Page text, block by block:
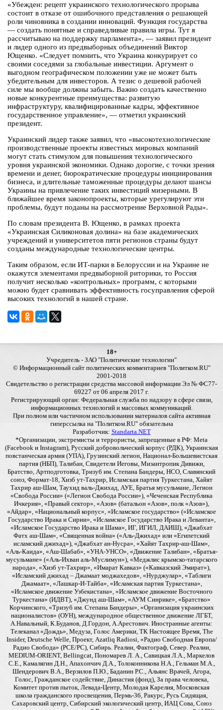
«Убежден: рецепт украинского технологического прорыва
состоит в отказе от ошибочного представления о решающей
роли чиновника в создании инноваций. Функция государства
— создать понятные и справедливые правила игры. Тут я
рассчитываю на поддержку парламента», — заявил президент
и лидер одного из предвыборных объединений Виктор
Ющенко. «Следует помнить, что Украина конкурирует со
своими соседями за глобальные инвестиции. Аргумент о
выгодном географическом положении уже не может быть
убедительным для инвесторов. А тезис о дешевой рабочей
силе мы вообще должны забыть. Важно создать качественно
новые конкурентные преимущества: развитую
инфраструктуру, квалифицированные кадры, эффективное
государственное управление», — отметил украинский
президент.
Украинский лидер также заявил, что «высокотехнологические
производственные проекты известных мировых компаний
могут стать стимулом для повышения технологического
уровня украинской экономики. Однако дорогие, с точки зрения
времени и денег, бюрократические процедуры инициирования
бизнеса, и длительные таможенные процедуры делают шансы
Украины на привлечение таких инвестиций мизерными. В
ближайшее время законопроекты, которые урегулируют эти
проблемы, будут поданы на рассмотрение Верховной Рады».
По словам президента В. Ющенко, в рамках проекта
«Украинская Силиконовая долина» на базе академических
учреждений и университетов пяти регионов страны будут
созданы международные технологические центры.
Таким образом, если ИТ-парки в Белоруссии и на Украине не
окажутся элементами предвыборной риторики, то Россия
получит несколько «контрольных» программ, с которыми
можно будет сравнивать эффективность госуправления сферой
высоких технологий в нашей стране.
18+
Учредитель - ЗАО "Политические технологии"
© Информационный сайт политических комментариев "Политком.RU"
2001-2018
Свидетельство о регистрации средства массовой информации Эл № ФС77-
69227 от 06 апреля 2017 г.
Регистрирующий орган: Федеральная служба по надзору в сфере связи,
информационных технологий и массовых коммуникаций.
При полном или частичном использовании материалов сайта активная
гиперссылка на "Политком.RU" обязательна
Разработчик: Standarta.NET
*Организации, экстремисты и террористы, запрещенные в РФ: Meta
(Facebook и Instagram), Русский добровольческий корпус (РДК), Украинская
повстанческая армия (УПА), Грузинский легион, Национал-Большевистская
партия (НБП), Талибан, Свидетели Иеговы, Мизантропик Дивижн,
Братство, Артподготовка, Тризуб им. Степана Бандеры, НСО, Славянский
союз, Формат-18, Хизб ут-Тахрир, Исламская партия Туркестана, Хайят
Тахрир аш-Шам, Таухид валь-Джихад, АУЕ, Братья мусульмане, Легион
«Свобода России» («Легион Свобода России»), «Чеченская Республика
Ичкерия», «Правый сектор», «Азов» (батальон «Азов», полк «Азов»),
«Айдар», «Национальный корпус», «Исламское государство» («Исламское
Государство Ирака и Сирии», «Исламское Государство Ирака и Леванта»,
«Исламское Государство Ирака и Шама», ИГ, ИГИЛ, ДАИШ), «Джабхат
Фатх аш-Шам», «Священная война» («Аль-Джихад» или «Египетский
исламский джихад»), «Джабхат ан-Нусра», «Хайят Тахрир-аш-Шам»,
«Аль-Каида», «Аш-Шабаб», «УНА-УНСО», «Движение Талибан», «Братья-
мусульмане» («Аль-Ихван аль-Муслимун»), «Меджлис крымско-татарского
народа», «Хизб ут-Тахрир», «Имарат Кавказ» («Кавказский Эмират»),
«Исламский джихад – Джамаат моджахедов», «Нурджулар», «Таблиги
Джамаат», «Лашкар-И-Тайба», «Исламская партия Туркестана»,
«Исламское движение Узбекистана», «Исламское движение Восточного
Туркестана» (ИДВТ), «Джунд аш-Шам», «АУМ Синрике», «Братство»
Корчинского, «Тризуб им. Степана Бандеры», «Организация украинских
националистов» (ОУН), международное общественное движение ЛГБТ,
А.Навальный, К.Буданов, Д.Гордон, А.Арестович. Иностранные агенты:
Телеканал «Дождь», Медуза, Голос Америки, ТК Настоящее Время, The
Insider, Deutsche Welle, Проект, Azatliq Radiosi, «Радио Свободная Европа/
Радио Свобода» (PCE/PC), Сибирь. Реалии, Фактограф, Север. Реалии,
MEDIUM-ORIENT, Bellingcat, Пономарев Л. А., Савицкая Л.А., Маркелов
С.Е., Камалягин Д.Н., Апахончич Д.А., Толоконникова Н.А., Гельман М.А.,
Шендерович В.А., Верзилов П.Ю., Баданин Р.С., Альянс Врачей, Агора,
Голос, Гражданское содействие, Династия (фонд), За права человека,
Комитет против пыток, Левада-Центр, Молодая Карелия, Московская
школа гражданского просвещения, Пермь-36, Ракурс, Русь Сидящая,
Сахаровский центр, Сибирский экологический центр, ИАЦ Сова, Союз